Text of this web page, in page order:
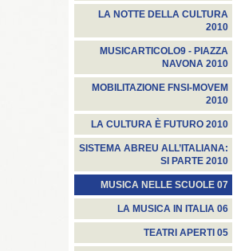
LA NOTTE DELLA CULTURA
2010
MUSICARTICOLO9 - PIAZZA
NAVONA 2010
MOBILITAZIONE FNSI-MOVEM
2010
LA CULTURA È FUTURO 2010
SISTEMA ABREU ALL’ITALIANA:
SI PARTE 2010
MUSICA NELLE SCUOLE 07
LA MUSICA IN ITALIA 06
TEATRI APERTI 05